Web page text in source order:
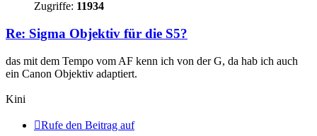
Zugriffe: 11934
Re: Sigma Objektiv für die S5?
das mit dem Tempo vom AF kenn ich von der G, da hab ich auch
ein Canon Objektiv adaptiert.
Kini
Rufe den Beitrag auf